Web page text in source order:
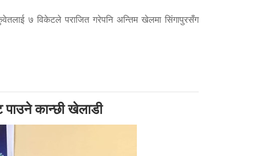
७ विकेटले पराजित गरेपनि अन्तिम खेलमा सिंगापुरसँग
पाउने कान्छी खेलाडी